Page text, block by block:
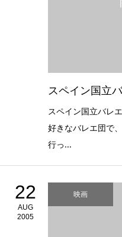
スペイン国立
スペイン国立バレ
好きなバレエ団で
行っ...
22
AUG
2005
映画